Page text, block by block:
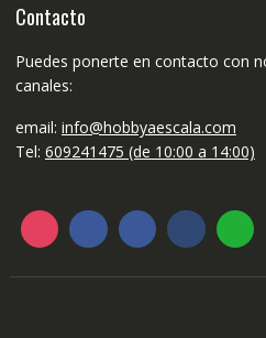
Contacto
Puedes ponerte en contacto con
canales:
email: info@hobbyaescala.com
Tel: 609241475 (de 10:00 a 14:00)